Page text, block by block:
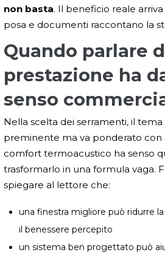
non basta. Il beneficio reale
posa e documenti raccontano la
Quando parlare
prestazione ha
senso
Nella scelta dei serramenti, il
preminente ma va ponderato con
comfort termoacustico ha senso
trasformarlo in una formula vaga.
spiegare al lettore che:
una finestra migliore può ridurre
il benessere percepito
un sistema ben progettato può